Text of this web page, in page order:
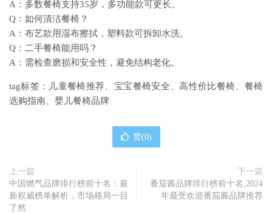
A：多数餐椅支持35岁，多功能款可更长。
Q：如何清洁餐椅？
A：布艺款用湿布擦拭，塑料款可拆卸水洗。
Q：二手餐椅能用吗？
A：需检查磨损和安全性，避免结构老化。
tag标签：儿童餐椅推荐、宝宝餐椅安全、高性价比餐椅、餐椅
选购指南、婴儿餐椅品牌
赞(0)
上一篇
中国燃气品牌排行榜前十名：最
新权威榜单解析，市场格局一目
了然
下一篇
番茄酱品牌排行榜前十名,2024
年最受欢迎番茄酱品牌推荐